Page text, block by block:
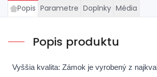
Popis Parametre Doplnky Média
Popis produktu
Vyššia kvalita: Zámok je vyrobený z